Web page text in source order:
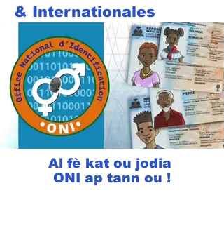
& Internationales
Al fè kat ou jodia
ONI ap tann ou !